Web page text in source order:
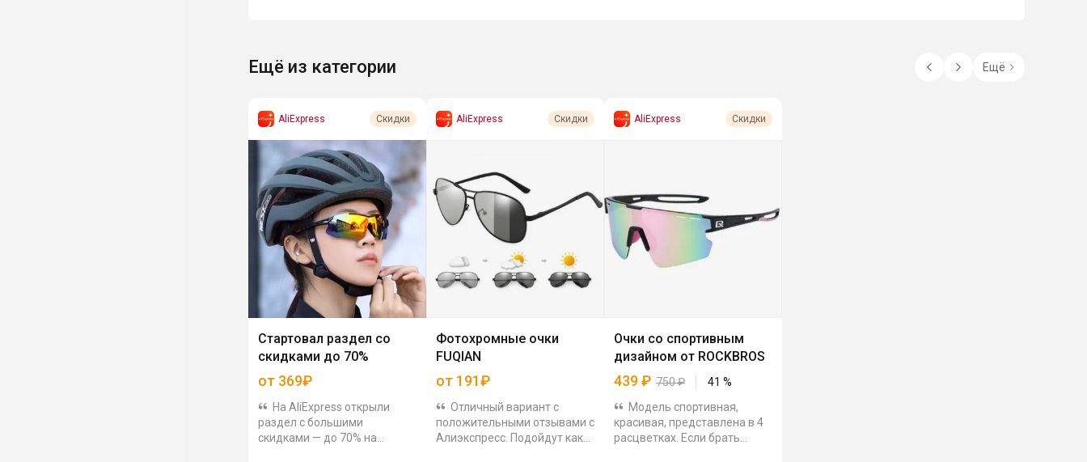
Ещё из категории Ещё
AliExpress Скидки
Cтартовал раздел со
скидками до 70%
от 369₽
На AliExpress открыли
раздел с большими
скидками — до 70% на
AliExpress Скидки
Фотохромные очки
FUQIAN
от 191₽
Отличный вариант с
положительными отзывами с
Алиэкспресс. Подойдут как
AliExpress Скидки
Очки со спортивным
дизайном от ROCKBROS
439₽ 750₽ 41 %
Модель спортивная,
красивая, представлена в 4
расцветках. Если брать